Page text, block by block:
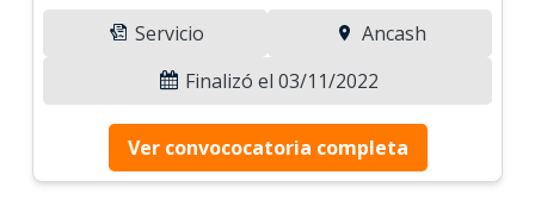
Servicio
Ancash
Finalizó el 03/11/2022
Ver convococatoria completa